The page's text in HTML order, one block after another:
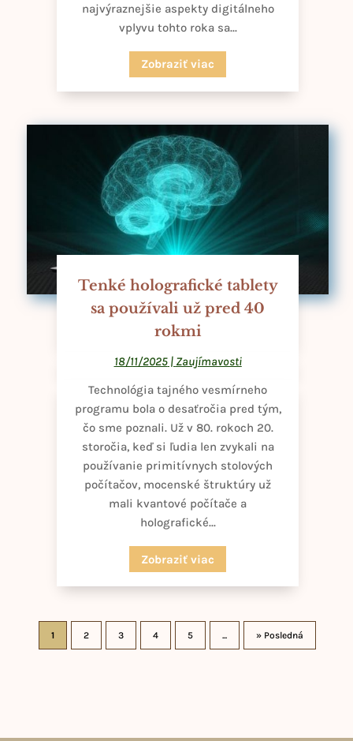
najvýraznejšie aspekty digitálneho
vplyvu tohto roka sa...
Zobraziť viac
Tenké holografické tablety
sa používali už pred 40
rokmi
18/11/2025| Zaujímavosti
Technológia tajného vesmírneho
programu bola o desaťročia pred tým,
čo sme poznali. Už v 80. rokoch 20.
storočia, keď si ľudia len zvykali na
používanie primitívnych stolových
počítačov, mocenské štruktúry už
mali kvantové počítače a
holografické...
Zobraziť viac
1 2 3 4 5 ... » Posledná